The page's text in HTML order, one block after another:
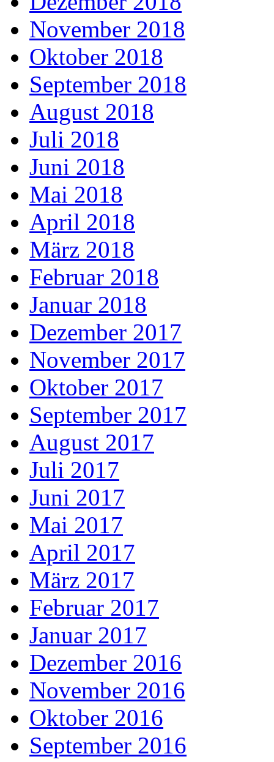
November 2018
Oktober 2018
September 2018
August 2018
Juli 2018
Juni 2018
Mai 2018
April 2018
März 2018
Februar 2018
Januar 2018
Dezember 2017
November 2017
Oktober 2017
September 2017
August 2017
Juli 2017
Juni 2017
Mai 2017
April 2017
März 2017
Februar 2017
Januar 2017
Dezember 2016
November 2016
Oktober 2016
September 2016